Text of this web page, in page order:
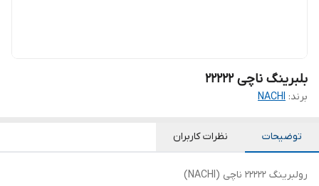
بلبرینگ ناچی 22222
برند: NACHI
توضیحات نظرات کاربران
رولبرینگ 22222 ناچی (NACHI)